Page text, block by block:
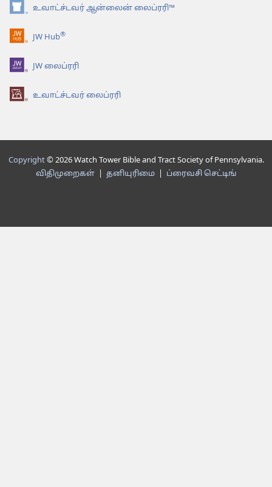
window)உவாட்ச்டவர் ஆன்லைன் லைப்ரரி™
(opens
new
window)JW Hub®
(opens
new
window)JW லைப்ரரி
உவாட்ச்டவர் லைப்ரரி
Copyright© 2026 Watch Tower Bible and Tract Society of Pennsylvania.
விதிமுறைகள்| தனியுரிமை| ப்ரைவசி செட்டிங்